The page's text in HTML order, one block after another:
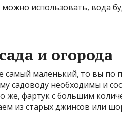
использовать, вода
и огорода
самый маленький, то вы по
садоводу необходимы и
же, фартук с большим
из старых джинсов или